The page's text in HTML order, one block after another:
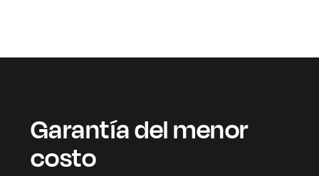
Garantía del menor
costo